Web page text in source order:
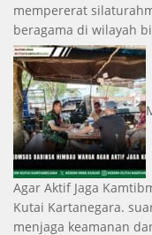
mempererat
beragama di wilayah
Agar Aktif Jaga
Kutai Kartanegara.
menjaga keamanan